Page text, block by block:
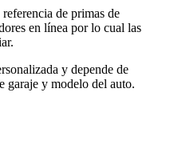
de primas de
en línea por lo cual las
y depende de
garaje y modelo del auto.